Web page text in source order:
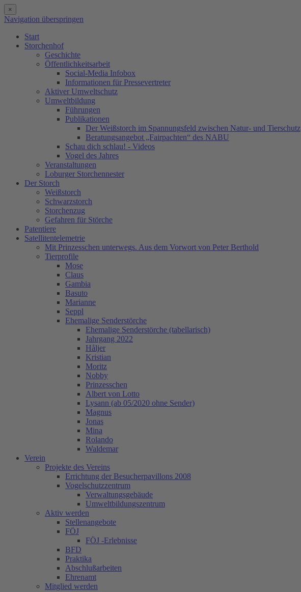
×
Navigation überspringen
Start
Storchenhof
Geschichte
Öffentlichkeitsarbeit
Social-Media Infobox
Informationen für Pressevertreter
Aktiver Umweltschutz
Umweltbildung
Führungen
Publikationen
Der Weißstorch im Spannungsfeld zwischen Natur- und Tierschutz
Beratungsangebot „Fairpachten“ des NABU
Schau dich schlau! - Videos
Vogel des Jahres
Veranstaltungen
Loburger Storchennester
Der Storch
Weißstorch
Schwarzstorch
Storchenzug
Gefahren für Störche
Patentiere
Satellitentelemetrie
Mit Prinzesschen unterwegs. Aus dem Vorwort von Peter Berthold
Tierprofile
Mose
Claus
Gambia
Basuto
Marianne
Seppl
Ehemalige Senderstörche
Ehemalige Senderstörche (tabellarisch)
Jahrgang 2022
Håljer
Kristian
Moritz
Nobby
Prinzesschen
Albert von Lotto
Lysann (ab 05/2020 ohne Sender)
Magnus
Jonas
Mina
Rolando
Waldemar
Verein
Projekte des Vereins
Errichtung der Besucherpavillons 2008
Vogelschutzzentrum
Verwaltungsgebäude
Umweltbildungszentrum
Aktiv werden
Stellenangebote
FÖJ
FÖJ -Erlebnisse
BFD
Praktika
Abschlußarbeiten
Ehrenamt
Mitglied werden